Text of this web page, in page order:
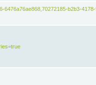
6476a76ae868,70272185-b2b3-